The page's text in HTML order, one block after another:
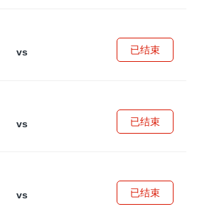
vs
已结束
vs
已结束
vs
已结束